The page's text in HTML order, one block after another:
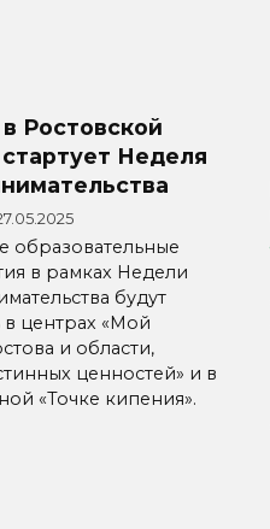
Ростовской
Неделя
образовательные
в рамках Недели
будут
центрах «Мой
и области,
ценностей» и в
«Точке кипения».